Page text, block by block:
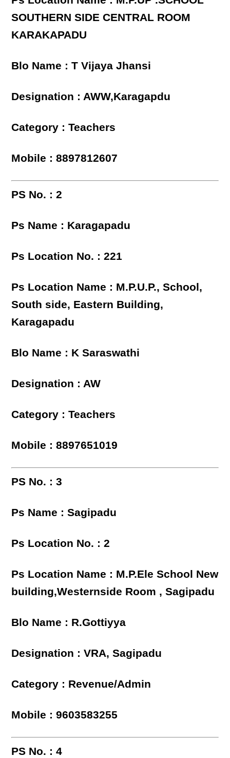
SOUTHERN SIDE CENTRAL ROOM
KARAKAPADU
Blo Name : T Vijaya Jhansi
Designation : AWW,Karagapdu
Category : Teachers
Mobile : 8897812607
PS No. : 2
Ps Name : Karagapadu
Ps Location No. : 221
Ps Location Name : M.P.U.P., School,
South side, Eastern Building,
Karagapadu
Blo Name : K Saraswathi
Designation : AW
Category : Teachers
Mobile : 8897651019
PS No. : 3
Ps Name : Sagipadu
Ps Location No. : 2
Ps Location Name : M.P.Ele School New
building,Westernside Room , Sagipadu
Blo Name : R.Gottiyya
Designation : VRA, Sagipadu
Category : Revenue/Admin
Mobile : 9603583255
PS No. : 4